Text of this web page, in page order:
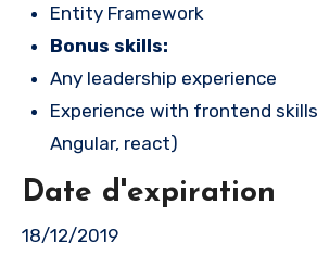
Entity Framework
Bonus skills:
Any leadership experience
Experience with frontend
Angular, react)
Date d'expiration
18/12/2019